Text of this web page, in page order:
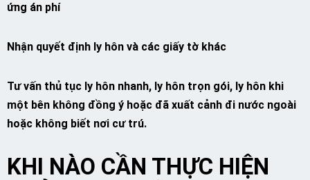
ứng án phí
Nhận quyết định ly hôn và các giấy tờ khác
Tư vấn thủ tục ly hôn nhanh, ly hôn trọn gói, ly hôn khi
một bên không đồng ý hoặc đã xuất cảnh đi nước ngoài
hoặc không biết nơi cư trú.
KHI NÀO CẦN THỰC HIỆN